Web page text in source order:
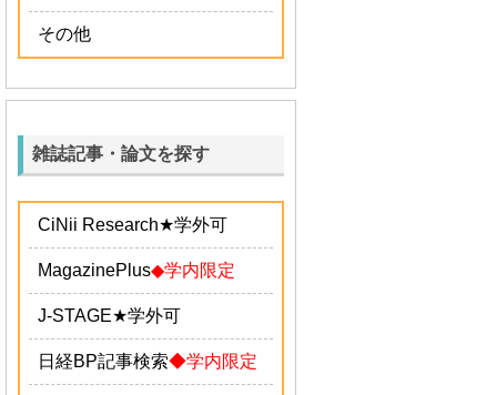
その他
雑誌記事・論文を探す
CiNii Research★学外可
MagazinePlus◆学内限定
J-STAGE★学外可
日経BP記事検索◆学内限定